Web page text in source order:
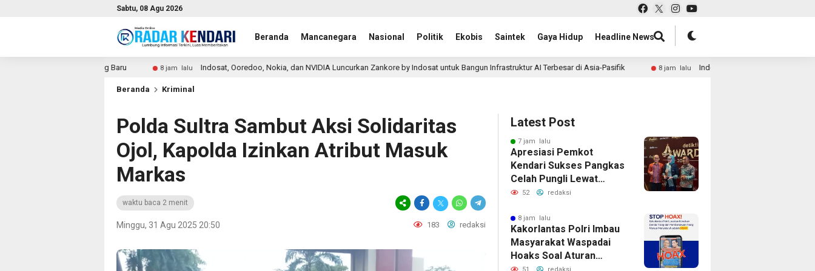
Sabtu, 08 Agu 2026
Beranda Mancanegara Nasional Politik Ekobis Saintek Gaya Hidup Headline News
8 jam lalu Indosat, Ooredoo, Nokia, dan NVIDIA Luncurkan Zankore by Indosat untuk Bangun Infrastruktur AI Terbesar di Asia-Pasifik 8 jam lalu Indosat Gandeng HoYoverse Gelar HoYo FEST 2026
Beranda Kriminal
Polda Sultra Sambut Aksi Solidaritas
Ojol, Kapolda Izinkan Atribut Masuk
Markas
waktu baca 2 menit
Minggu, 31 Agu 2025 20:50 183 redaksi
Latest Post
7 jam lalu
Apresiasi Pemkot
Kendari Sukses Pangkas
Celah Pungli Lewat
Sistem Digital
52 redaksi
8 jam lalu
Kakorlantas Polri Imbau
Masyarakat Waspadai
Hoaks Soal Aturan